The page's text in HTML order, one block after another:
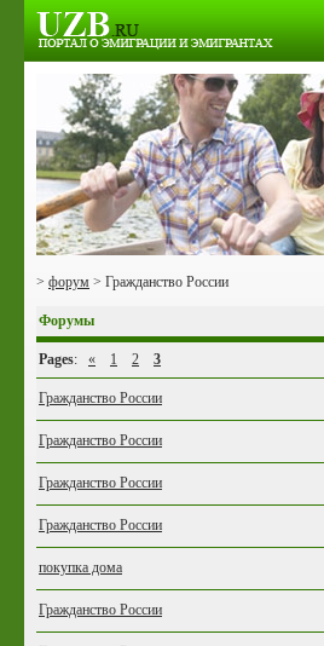
> форум > Гражданство России
Форумы
Pages: « 1 2 3
Гражданство России
Гражданство России
Гражданство России
Гражданство России
покупка дома
Гражданство России